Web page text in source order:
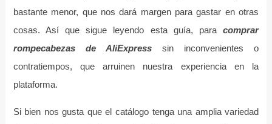
bastante menor, que nos dará margen para gastar en otras
cosas. Así que sigue leyendo esta guía, paracomprar
rompecabezas de AliExpresssin inconvenientes o
contratiempos, que arruinen nuestra experiencia en la
plataforma.
Si bien nos gusta que el catálogo tenga una amplia variedad